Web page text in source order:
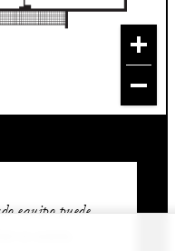
equipo puede